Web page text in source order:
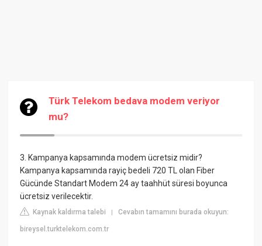
Türk Telekom bedava modem veriyor
mu?
3. Kampanya kapsamında modem ücretsiz midir?
Kampanya kapsamında rayiç bedeli 720 TL olan Fiber
Gücünde Standart Modem 24 ay taahhüt süresi boyunca
ücretsiz verilecektir.
Kaynak kaldırma talebi |Cevabın tamamını burada okuyun:
bireysel.turktelekom.com.tr